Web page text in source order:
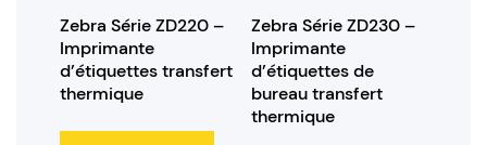
Zebra Série ZD220 –
Imprimante
d’étiquettes transfert
thermique
Zebra Série ZD230 –
Imprimante
d’étiquettes de
bureau transfert
thermique